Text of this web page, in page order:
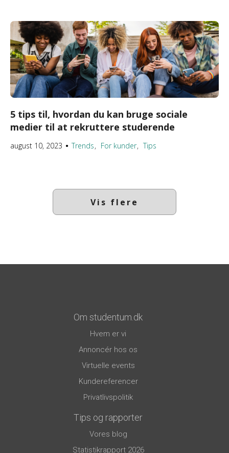
5 tips til, hvordan du kan bruge sociale
medier til at rekruttere studerende
august 10, 2023 ●Trends For kunder Tips
Vis flere
Om studentum.dk
Hvem er vi
Annoncér hos os
Virtuelle events
Kundereferencer
Privatlivspolitik
Tips og rapporter
Vores blog
Statistikrapport 2026